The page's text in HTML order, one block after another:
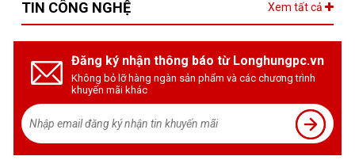
TIN CÔNG NGHỆ Xem tất cả
Đăng ký nhận thông báo từ Longhungpc.vn
Không bỏ lỡ hàng ngàn sản phẩm và các chương trình
khuyến mãi khác